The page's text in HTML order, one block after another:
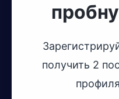
получить 2